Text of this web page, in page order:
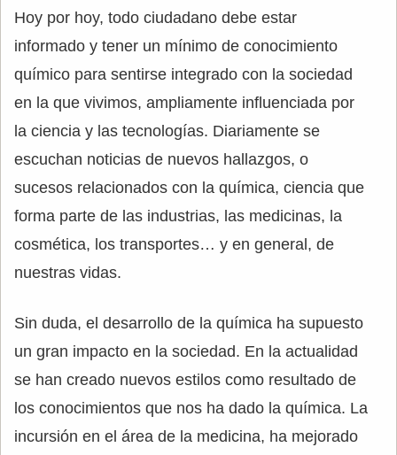
Hoy por hoy, todo ciudadano debe estar
informado y tener un mínimo de conocimiento
químico para sentirse integrado con la sociedad
en la que vivimos, ampliamente influenciada por
la ciencia y las tecnologías. Diariamente se
escuchan noticias de nuevos hallazgos, o
sucesos relacionados con la química, ciencia que
forma parte de las industrias, las medicinas, la
cosmética, los transportes… y en general, de
nuestras vidas.
Sin duda, el desarrollo de la química ha supuesto
un gran impacto en la sociedad. En la actualidad
se han creado nuevos estilos como resultado de
los conocimientos que nos ha dado la química. La
incursión en el área de la medicina, ha mejorado